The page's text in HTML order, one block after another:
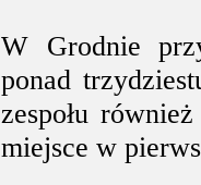
W Grodnie
ponad
zespołu
miejsce w